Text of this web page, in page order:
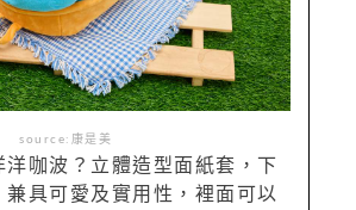
source:康是美
咖波？立體造型面紙套，下
兼具可愛及實用性，裡面可以